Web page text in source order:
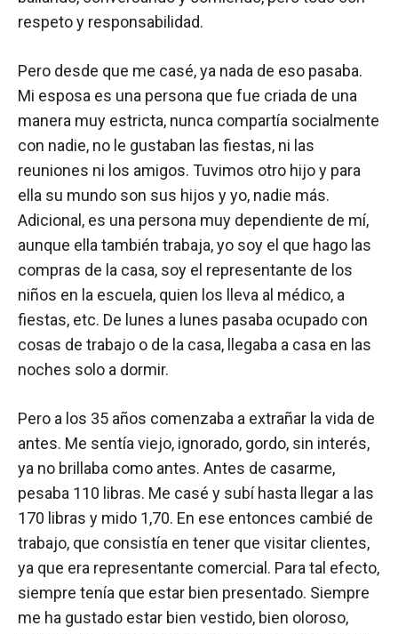
respeto y responsabilidad.
Pero desde que me casé, ya nada de eso pasaba.
Mi esposa es una persona que fue criada de una
manera muy estricta, nunca compartía socialmente
con nadie, no le gustaban las fiestas, ni las
reuniones ni los amigos. Tuvimos otro hijo y para
ella su mundo son sus hijos y yo, nadie más.
Adicional, es una persona muy dependiente de mí,
aunque ella también trabaja, yo soy el que hago las
compras de la casa, soy el representante de los
niños en la escuela, quien los lleva al médico, a
fiestas, etc. De lunes a lunes pasaba ocupado con
cosas de trabajo o de la casa, llegaba a casa en las
noches solo a dormir.
Pero a los 35 años comenzaba a extrañar la vida de
antes. Me sentía viejo, ignorado, gordo, sin interés,
ya no brillaba como antes. Antes de casarme,
pesaba 110 libras. Me casé y subí hasta llegar a las
170 libras y mido 1,70. En ese entonces cambié de
trabajo, que consistía en tener que visitar clientes,
ya que era representante comercial. Para tal efecto,
siempre tenía que estar bien presentado. Siempre
me ha gustado estar bien vestido, bien oloroso,